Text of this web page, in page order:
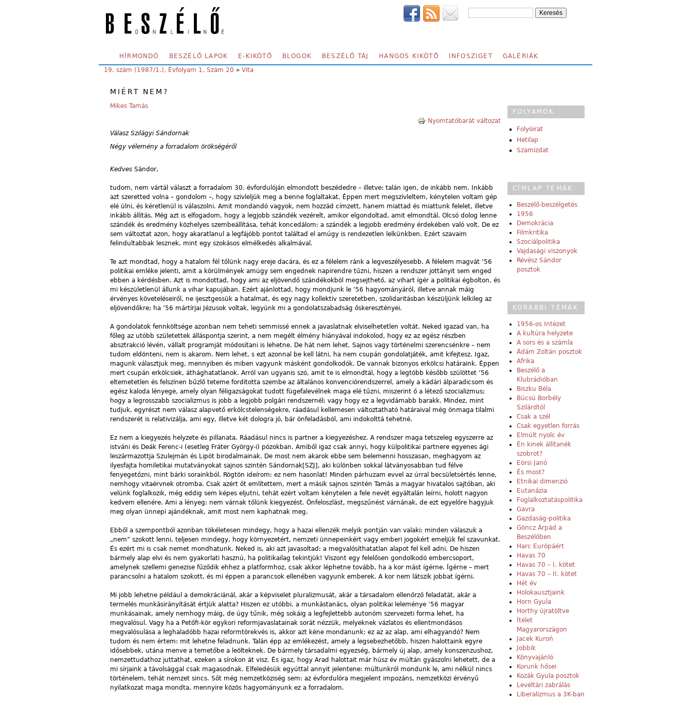
SECONDARY MENU
HÍRMONDÓ BESZÉLŐ LAPOK E-KIKÖTŐ BLOGOK BESZÉLŐ TÁJ HANGOS KIKÖTŐ INFOSZIGET GALÉRIÁK
YOU ARE HERE:
19. szám (1987/1.), Évfolyam 1, Szám 20 » Vita
MIÉRT NEM?
Mikes Tamás
Nyomtatóbarát változat
Válasz Szilágyi Sándornak
Négy vélemény a forradalom örökségéről
Kedves Sándor,
tudom, nem vártál választ a forradalom 30. évfordulóján elmondott beszédedre – illetve: talán igen, de inkább nem. Inkább
azt szeretted volna – gondolom –, hogy szívleljük meg a benne foglaltakat. Éppen mert megszívleltem, kénytelen voltam gép
elé ülni, és kéretlenül is válaszolni. Amit mondandó vagyok, nem hozzád címzett, hanem miattad és miattunk felelet, illetve
inkább állítás. Még azt is elfogadom, hogy a legjobb szándék vezérelt, amikor elgondoltad, amit elmondtál. Olcsó dolog lenne
szándék és eredmény közhelyes szembeállítása, tehát koncedálom: a szándék a legjobb eredmény érdekében való volt. De ez
sem változtat azon, hogy akaratlanul a legfájóbb pontot találtad el amúgy is rendezetlen lelkünkben. Ezért szavaim
felindultabbak lesznek, mint egy szokásos elmélkedés alkalmával.
Te azt mondtad, hogy a hatalom fél tőlünk nagy ereje dacára, és ez a félelem ránk a legveszélyesebb. A félelem magvát ’56
politikai emléke jelenti, amit a körülmények amúgy sem engednek napirendre tűzni, hiszen a rendszer jottányit sem enged
ebben a kérdésben. Azt is mondottad, hogy ami az eljövendő szándékokból megsejthető, az vihart ígér a politikai égbolton, és
mi készületlenül állunk a vihar kapujában. Ezért ajánlottad, hogy mondjunk le ’56 hagyományáról, illetve annak máig
érvényes követeléseiről, ne ijesztgessük a hatalmat, és egy nagy kollektív szeretetben, szolidaritásban készüljünk lelkileg az
eljövendőkre; ha ’56 mártírjai Jézusok voltak, legyünk mi a gondolatszabadság őskeresztényei.
A gondolatok fennköltsége azonban nem teheti semmissé ennek a javaslatnak elviselhetetlen voltát. Neked igazad van, ha
főleg az utóbb születettek álláspontja szerint, a nem megélt élmény hiányával indokolod, hogy ez az egész részben
absztrakció lévén, vállalt programját módosítani is lehetne. De hát nem lehet. Sajnos vagy történelmi szerencsénkre – nem
tudom eldönteni, nem is akarom. Nem lehet, s ezt azonnal be kell látni, ha nem csupán gondolatjáték, amit kifejtesz. Igaz,
magunk választjuk meg, mennyiben és miben vagyunk másként gondolkodók. De vannak bizonyos erkölcsi határaink. Éppen
mert csupán erkölcsiek, áthághatatlanok. Arról van ugyanis szó, amit te is elmondtál, hogy a legtöbb később szülöttet ’56
eltemetetlen és felszínen bűzlő teteme fordította szembe az általános konvenciórendszerrel, amely a kádári álparadicsom és
egész kaloda lényege, amely olyan féligazságokat tudott fügefalevélnek maga elé tűzni, miszerint ő a létező szocializmus;
hogy a legrosszabb szocializmus is jobb a legjobb polgári rendszernél; vagy hogy ez a legvidámabb barakk. Mindez, mint
tudjuk, egyrészt nem válasz alapvető erkölcstelenségekre, ráadásul kellemesen változtatható határaival még önmaga tilalmi
rendszerét is relativizálja, ami egy, illetve két dologra jó, bár önfeladásból, ami indokolttá tehetné.
Ez nem a kiegyezés helyzete és pillanata. Ráadásul nincs is partner a kiegyezéshez. A rendszer maga tetszeleg egyszerre az
istváni és Deák Ferenc-i (esetleg Fráter György-i) pózokban. Amiből igaz csak annyi, hogy külpolitikai partnere egyenes ági
leszármazottja Szulejmán és Lipót birodalmainak. De most nem akarok ebbe sem belemenni hosszasan, meghagyom az
ilyesfajta homiletikai mutatványokat sajnos szintén Sándornak[SZJ], aki különben sokkal látványosabban tud félve
fenyegetőzni, mint bárki sorainkból. Rögtön ideírom: ez nem hasonlat! Minden párhuzam evvel az úrral becsületsértés lenne,
nemhogy vitaérvnek otromba. Csak azért őt említettem, mert a másik sajnos szintén Tamás a magyar hivatalos sajtóban, aki
velünk foglalkozik, még eddig sem képes eljutni, tehát ezért voltam kénytelen a fele nevét egyáltalán leírni, holott nagyon
kedvem ellenére. Ami a lényeg: nem várnak tőlünk kiegyezést. Önfeloszlást, megszűnést várnának, de ezt egyelőre hagyjuk
meg olyan ünnepi ajándéknak, amit most nem kaphatnak meg.
Ebből a szempontból azonban tökéletesen mindegy, hogy a hazai ellenzék melyik pontján van valaki: minden válaszuk a
„nem” szokott lenni, teljesen mindegy, hogy környezetért, nemzeti ünnepeinkért vagy emberi jogokért emeljük fel szavunkat.
És ezért mi is csak nemet mondhatunk. Neked is, aki azt javasoltad: a megvalósíthatatlan alapot fel kell adni. De hiszen
bármely alap elvi és nem gyakorlati hasznú, ha politikailag tekintjük! Viszont egy felelősen gondolkodó embercsoport,
amelynek szellemi genezise fűződik ehhez a platformhoz, csak akkor léphetne tovább, ha a kor mást ígérne. Ígérne – mert
parancsolni a hatalom szokott, és mi éppen a parancsok ellenében vagyunk emberek. A kor nem látszik jobbat ígérni.
Mi jobb lehetne például a demokráciánál, akár a képviselet pluralizmusát, akár a társadalom ellenőrző feladatát, akár a
termelés munkásirányítását értjük alatta? Hiszen ez utóbbi, a munkástanács, olyan politikai leleménye ’56 magyar
munkásainak, amely nemhogy máig, de úgy tűnik, még sokáig a legfejlettebb autonóm szervezeti forma lehet, ha
megvalósul. Vagy ha a Petőfi-kör egykori reformjavaslatainak sorát nézzük, melyeknek vázlatos és ellentmondásos
megvalósulása a leghaladóbb hazai reformtörekvés is, akkor azt kéne mondanunk: ez az az alap, ami elhagyandó? Nem
tudom és nem értem: mit lehetne feladnunk. Talán épp az emlékezést, amely a legsebezhetőbb, hiszen halottaink egyre
idősebbek, utána menve a temetőbe a leölteknek. De bármely társadalmi egyezség, bármely új alap, amely konszenzushoz,
nemzettudathoz juttathat, ezeken a sírokon át visz. És igaz, hogy Arad halottait már húsz év múltán gyászolni lehetett, de a
mi sírjaink a távolsággal csak magasodnak. Elfeledésük egyúttal annyit jelentene: múltunkról mondunk le, ami nélkül nincs
történelem, tehát nemzet sincs. Sőt még nemzetköziség sem: az évfordulóra megjelent impozáns, nemzetközi érvényű
nyilatkozat maga mondta, mennyire közös hagyományunk ez a forradalom.
FOLYAMOK
Folyóirat
Hetilap
Szamizdat
CÍMLAP TÉMÁK
Beszélő-beszélgetés
1956
Demokrácia
Filmkritika
Szociálpolitika
Vajdasági viszonyok
Révész Sándor
posztok
KORÁBBI TÉMÁK
1956-os Intézet
A kultúra helyzete
A sors és a számla
Ádám Zoltán posztok
Afrika
Beszélő a
Klubrádióban
Biszku Béla
Búcsú Borbély
Szilárdtól
Csak a szél
Csak egyetlen forrás
Elmúlt nyolc év
Én kinek állítanék
szobrot?
Eörsi Janó
És most?
Etnikai dimenzió
Eutanázia
Foglalkoztatáspolitika
Gavra
Gazdaság-politika
Göncz Árpád a
Beszélőben
Harc Európáért
Havas 70
Havas 70 – I. kötet
Havas 70 – II. kötet
Hét év
Holokausztjaink
Horn Gyula
Horthy újratöltve
Ítélet
Magyarországon
Jacek Kuroń
Jobbik
Könyvajánló
Korunk hősei
Kozák Gyula posztok
Levéltári zabrálás
Liberalizmus a 3K-ban